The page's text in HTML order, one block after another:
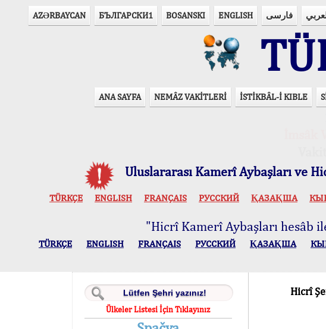
AZӘRBAYCAN БЪЛГАРСКИ1 BOSANSKI ENGLISH فارسی
ANA SAYFA NEMÂZ VAKİTLERİ İSTİKBÂL-İ KIBLE
Uluslararası Kamerî Aybaşları ve
TÜRKÇE ENGLISH FRANÇAIS РУССКИЙ ҚАЗАҚША
"Hicrî Kamerî Aybaşları hesâb
TÜRKÇE ENGLISH FRANÇAIS РУССКИЙ ҚАЗАҚША
Ülkeler Listesi İçin Tıklayınız
Hicrî